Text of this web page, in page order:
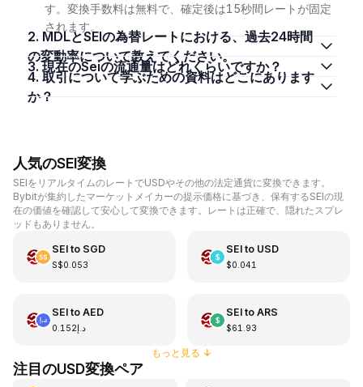
す。変換手数料は無料で、確定後は15秒間レートが固定
されます。
2. MDLとSEIの為替レートにおける、過去24時間
の変動率について教えてください。
3. 現在のSeiの流通量はどれくらいですか？
4. 取引について学ぶための資料はどこにあります
か？
人気のSEI変換
SEIをリアルタイムのレートでUSDやその他の法定通貨に変換できます。
Bybitが集約したマーケットメイカーの提示価格に基づき、保有するSEIの現
在の価値を確認して安心して変換できます。レートは正確で、隠れたスプレ
ッドもありません。
SEIto SGD
S$0.053
SEIto USD
$0.041
SEIto AED
د.إ0.152
SEIto ARS
$61.93
もっと見る ↓
注目のUSD変換ペア